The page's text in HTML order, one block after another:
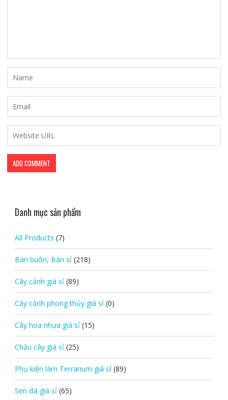
Danh mục sản phẩm
All Products (7)
Bán buôn, Bán sỉ (218)
Cây cảnh giá sỉ (89)
Cây cảnh phong thủy giá sỉ (0)
Cây hoa nhựa giá sỉ (15)
Chậu cây giá sỉ (25)
Phụ kiện làm Terrarium giá sỉ (89)
Sen đá giá sỉ (65)